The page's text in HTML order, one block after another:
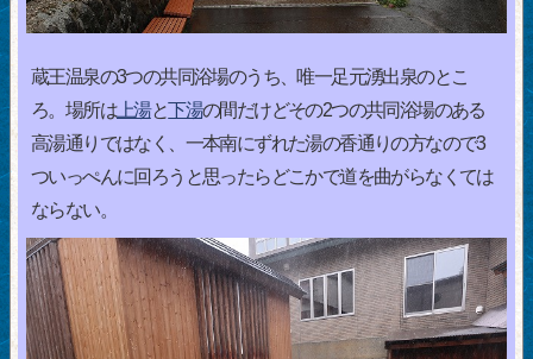
蔵王温泉の3つの共同浴場のうち、唯一足元湧出泉のとこ
ろ。場所は上湯と下湯の間だけどその2つの共同浴場のある
高湯通りではなく、一本南にずれた湯の香通りの方なので3
ついっぺんに回ろうと思ったらどこかで道を曲がらなくては
ならない。